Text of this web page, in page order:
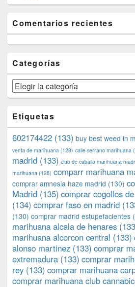
Comentarios recientes
Categorías
Categorías
Etiquetas
602174422 (133) buy best weed in
venta de marihuana (128) calle serrano marihuana
madrid (133) club de caballo marihuana
marihuana (128) comparr marihuana
comprar amnesia haze madrid (130)
Madrid (135) comprar cogollos
(134) comprar faso en madrid
(130) comprar madrid estupefacientes
marihuana alcala de henares
marihuana alcorcon central (133)
alonso martinez (133) comprar
extremadura (133) comprar
rey (133) comprar marihuana
comprar marihuana club